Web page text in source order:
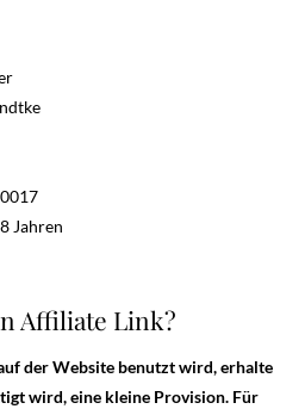
Jahren
Affiliate Link?
der Website benutzt wird, erhalte
wird, eine kleine Provision. Für